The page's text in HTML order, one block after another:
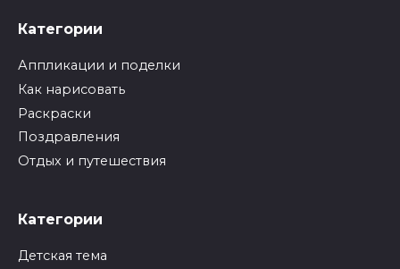
Категории
Аппликации и поделки
Как нарисовать
Раскраски
Поздравления
Отдых и путешествия
Категории
Детская тема